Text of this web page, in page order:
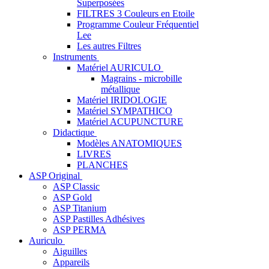
Superposées
FILTRES 3 Couleurs en Etoile
Programme Couleur Fréquentiel
Lee
Les autres Filtres
Instruments
Matériel AURICULO
Magrains - microbille
métallique
Matériel IRIDOLOGIE
Matériel SYMPATHICO
Matériel ACUPUNCTURE
Didactique
Modèles ANATOMIQUES
LIVRES
PLANCHES
ASP Original
ASP Classic
ASP Gold
ASP Titanium
ASP Pastilles Adhésives
ASP PERMA
Auriculo
Aiguilles
Appareils